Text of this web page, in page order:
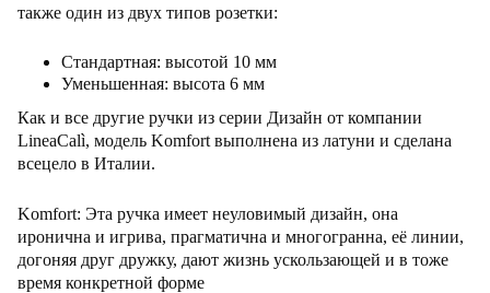
также один из двух типов розетки:
Стандартная: высотой 10 мм
Уменьшенная: высота 6 мм
Как и все другие ручки из серии Дизайн от компании
LineaCalì, модель Komfort выполнена из латуни и сделана
всецело в Италии.
Komfort: Эта ручка имеет неуловимый дизайн, она
иронична и игрива, прагматична и многогранна, её линии,
догоняя друг дружку, дают жизнь ускользающей и в тоже
время конкретной форме